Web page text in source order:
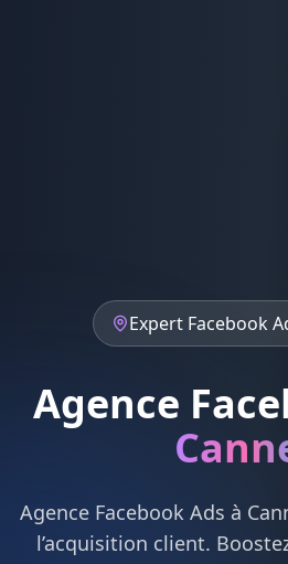
Expert Facebook
Agence
Agence Facebook Ads à
l’acquisition client.